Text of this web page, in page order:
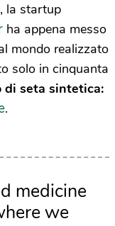
la startup
ha appena messo
mondo realizzato
solo in cinquanta
di seta sintetica:
.
medicine
we